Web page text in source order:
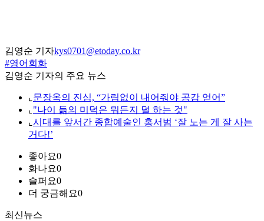
김영순 기자kys0701@etoday.co.kr
#영어회화
김영순 기자의 주요 뉴스
⌞ 문장옥의 진심, “가림없이 내어줘야 공감 얻어”
⌞ "나이 듦의 미덕은 뭐든지 덜 하는 것"
⌞ 시대를 앞서간 종합예술인 홍서범 ‘잘 노는 게 잘 사는
거다!’
좋아요0
화나요0
슬퍼요0
더 궁금해요0
최신뉴스